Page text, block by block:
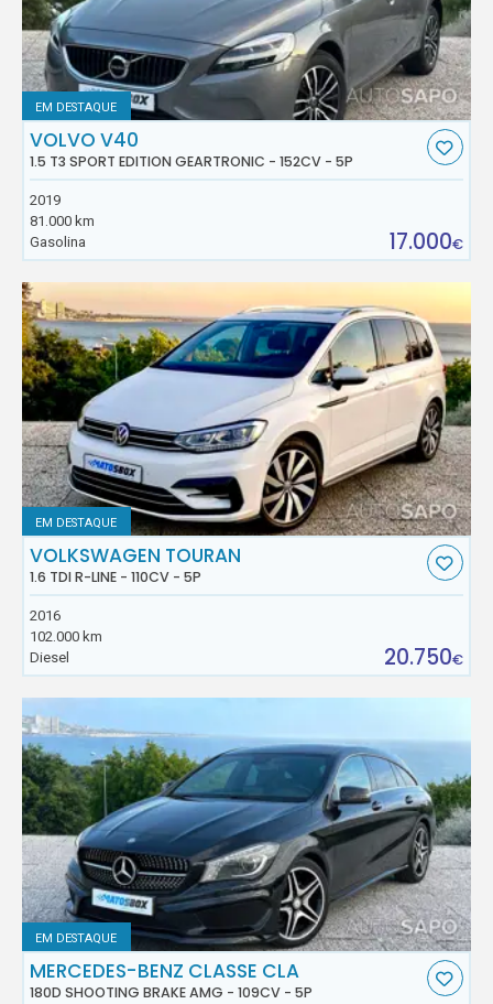
EM DESTAQUE
VOLVO V40
1.5 T3 SPORT EDITION GEARTRONIC - 152CV - 5P
2019
81.000 km
Gasolina
17.000€
EM DESTAQUE
VOLKSWAGEN TOURAN
1.6 TDI R-LINE - 110CV - 5P
2016
102.000 km
Diesel
20.750€
EM DESTAQUE
MERCEDES-BENZ CLASSE CLA
180D SHOOTING BRAKE AMG - 109CV - 5P